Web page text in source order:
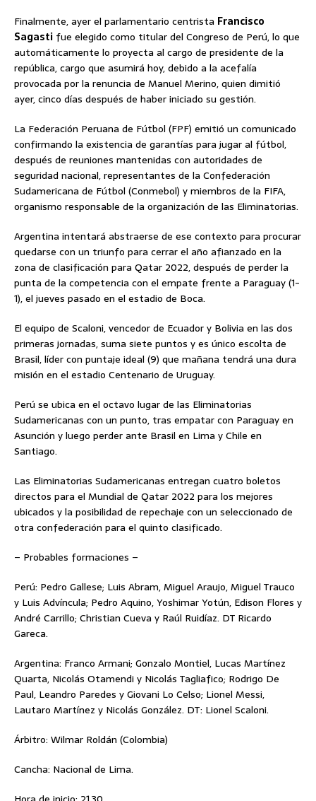
Finalmente, ayer el parlamentario centrista Francisco
Sagasti fue elegido como titular del Congreso de Perú, lo que
automáticamente lo proyecta al cargo de presidente de la
república, cargo que asumirá hoy, debido a la acefalía
provocada por la renuncia de Manuel Merino, quien dimitió
ayer, cinco días después de haber iniciado su gestión.
La Federación Peruana de Fútbol (FPF) emitió un comunicado
confirmando la existencia de garantías para jugar al fútbol,
después de reuniones mantenidas con autoridades de
seguridad nacional, representantes de la Confederación
Sudamericana de Fútbol (Conmebol) y miembros de la FIFA,
organismo responsable de la organización de las Eliminatorias.
Argentina intentará abstraerse de ese contexto para procurar
quedarse con un triunfo para cerrar el año afianzado en la
zona de clasificación para Qatar 2022, después de perder la
punta de la competencia con el empate frente a Paraguay (1-
1), el jueves pasado en el estadio de Boca.
El equipo de Scaloni, vencedor de Ecuador y Bolivia en las dos
primeras jornadas, suma siete puntos y es único escolta de
Brasil, líder con puntaje ideal (9) que mañana tendrá una dura
misión en el estadio Centenario de Uruguay.
Perú se ubica en el octavo lugar de las Eliminatorias
Sudamericanas con un punto, tras empatar con Paraguay en
Asunción y luego perder ante Brasil en Lima y Chile en
Santiago.
Las Eliminatorias Sudamericanas entregan cuatro boletos
directos para el Mundial de Qatar 2022 para los mejores
ubicados y la posibilidad de repechaje con un seleccionado de
otra confederación para el quinto clasificado.
– Probables formaciones –
Perú: Pedro Gallese; Luis Abram, Miguel Araujo, Miguel Trauco
y Luis Advíncula; Pedro Aquino, Yoshimar Yotún, Edison Flores y
André Carrillo; Christian Cueva y Raúl Ruidíaz. DT Ricardo
Gareca.
Argentina: Franco Armani; Gonzalo Montiel, Lucas Martínez
Quarta, Nicolás Otamendi y Nicolás Tagliafico; Rodrigo De
Paul, Leandro Paredes y Giovani Lo Celso; Lionel Messi,
Lautaro Martínez y Nicolás González. DT: Lionel Scaloni.
Árbitro: Wilmar Roldán (Colombia)
Cancha: Nacional de Lima.